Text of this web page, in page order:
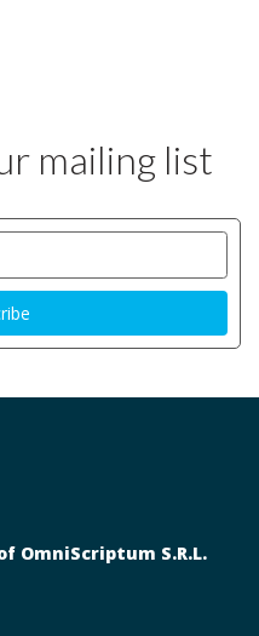
mailing list
OmniScriptum S.R.L.